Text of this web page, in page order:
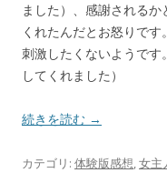
ました）、感謝される
くれたんだとお怒りで
刺激したくないようで
してくれました）
続きを読む →
カテゴリ: 体験版感想,女主